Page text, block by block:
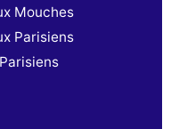
Mouches
Parisiens